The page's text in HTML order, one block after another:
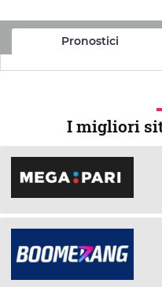
Pronostici
I migliori